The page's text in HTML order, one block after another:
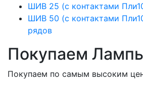
ШИВ 25 (с контактами
ШИВ 50 (с контактами
рядов
Покупаем
Покупаем по самым высоким